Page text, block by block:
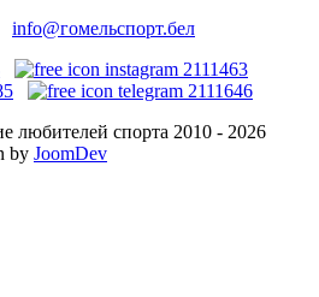
info@гомельспорт.бел
любителей спорта 2010 - 2026
by JoomDev